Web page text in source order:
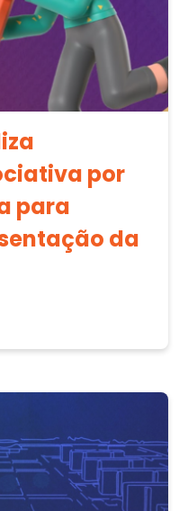
por
para
da